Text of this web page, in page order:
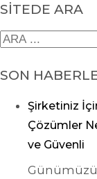
SİTEDE ARA
SON
Şirketiniz
Çözümler
ve Güvenli